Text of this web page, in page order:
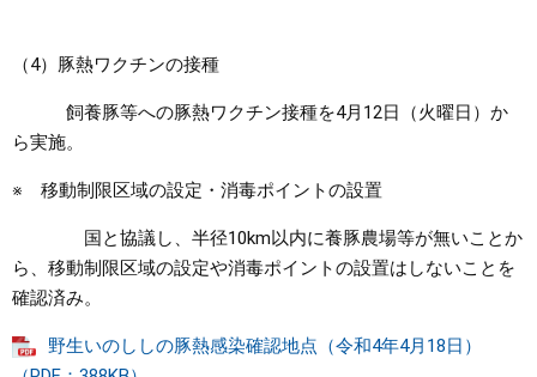
（4）豚熱ワクチンの接種
飼養豚等への豚熱ワクチン接種を4月12日（火曜日）か
ら実施。
※ 移動制限区域の設定・消毒ポイントの設置
国と協議し、半径10km以内に養豚農場等が無いことか
ら、移動制限区域の設定や消毒ポイントの設置はしないことを
確認済み。
野生いのししの豚熱感染確認地点（令和4年4月18日）